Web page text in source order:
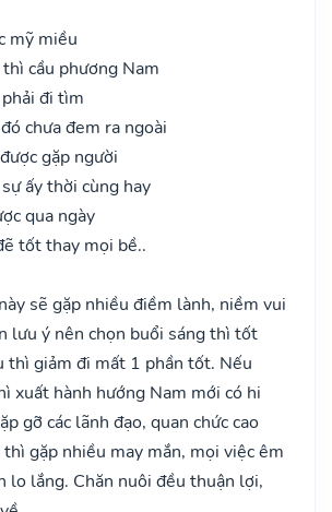
mỹ miều
cầu phương Nam
đi tìm
chưa đem ra ngoài
gặp người
ấy thời cùng hay
qua ngày
tốt thay mọi bề..
sẽ gặp nhiều điềm lành, niềm vui
lưu ý nên chọn buổi sáng thì tốt
thì giảm đi mất 1 phần tốt. Nếu
xuất hành hướng Nam mới có hi
gỡ các lãnh đạo, quan chức cao
thì gặp nhiều may mắn, mọi việc êm
lo lắng. Chăn nuôi đều thuận lợi,